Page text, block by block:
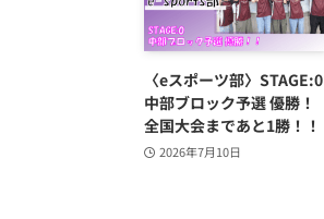
〈eスポーツ部〉STAGE:0
中部ブロック予選 優勝！
全国大会まであと1勝！！
2026年7月10日